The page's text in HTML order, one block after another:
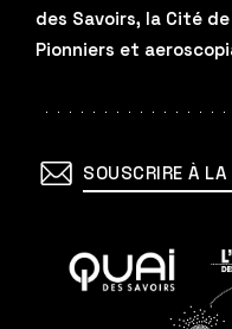
des Savoirs, la Cité
Pionniers et
SOUSCRIRE À
En